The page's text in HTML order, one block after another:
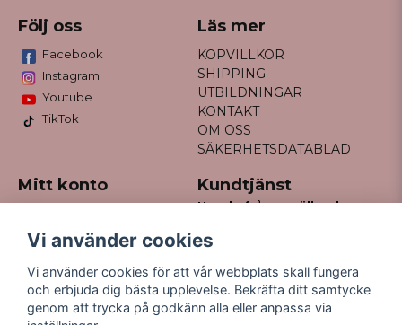
Följ oss
Facebook
Instagram
Youtube
TikTok
Läs mer
KÖPVILLKOR
SHIPPING
UTBILDNINGAR
KONTAKT
OM OSS
SÄKERHETSDATABLAD
Mitt konto
Registrera dig
Glömt lösenord?
Kundtjänst
Har du frågor gällande
kontakt@missfancy.se
Vi använder cookies
Vi använder cookies för att vår webbplats skall fungera
och erbjuda dig bästa upplevelse. Bekräfta ditt samtycke
genom att trycka på godkänn alla eller anpassa via